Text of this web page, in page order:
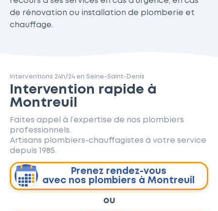
de rénovation ou installation de plomberie et
chauffage.
Interventions 24h/24 en Seine-Saint-Denis
Intervention rapide à
Montreuil
Faites appel à l’expertise de nos plombiers
professionnels.
Artisans plombiers-chauffagistes à votre service
depuis 1985.
Prenez rendez-vous
avec nos plombiers à Montreuil
ou